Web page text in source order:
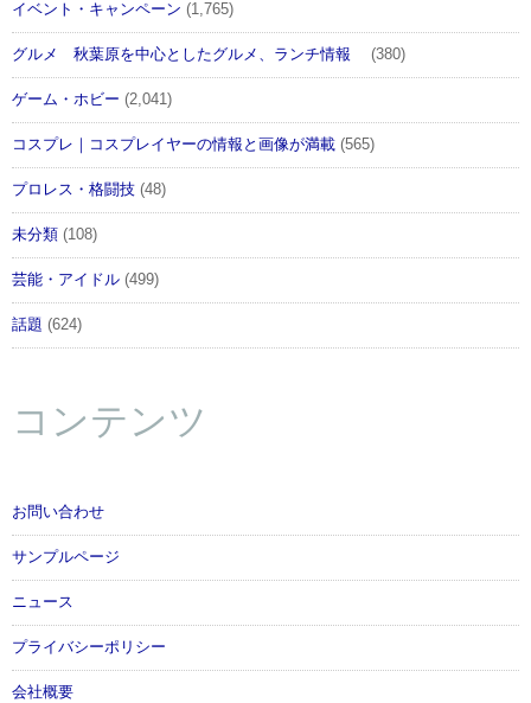
イベント・キャンペーン (1,765)
グルメ 秋葉原を中心としたグルメ、ランチ情報 (380)
ゲーム・ホビー (2,041)
コスプレ｜コスプレイヤーの情報と画像が満載 (565)
プロレス・格闘技 (48)
未分類 (108)
芸能・アイドル (499)
話題 (624)
コンテンツ
お問い合わせ
サンプルページ
ニュース
プライバシーポリシー
会社概要